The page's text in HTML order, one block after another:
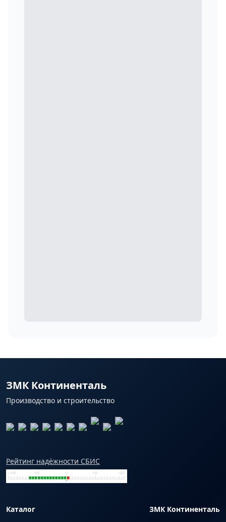
ЗМК Континенталь
Производство и строительство
Рейтинг надёжности СБИС
Каталог ЗМК Континенталь